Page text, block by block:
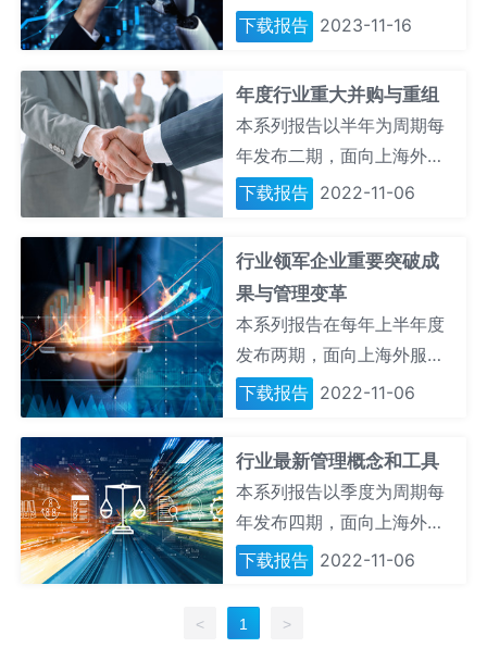
下载报告 2023-11-16
年度行业重大并购与重组
本系列报告以半年为周期每
年发布二期，面向上海外服
行业咨询会员，独家推送所
选定行业的重要并购及重组
案例，以及这些M&A举措所
勾勒出的企业发展脉络并从
中洞悉企业尤其是人才发展
的战略规划。
下载报告 2022-11-06
行业领军企业重要突破成
果与管理变革
本系列报告在每年上半年度
发布两期，面向上海外服行
业咨询会员，独家推送所选
定行业之头部企业的最新发
展和创新变化，尤其是这些
领军企业及其最高领导对于
所属行业的方向引领和变革
下载报告 2022-11-06
行业最新管理概念和工具
本系列报告以季度为周期每
年发布四期，面向上海外服
行业咨询会员，独家推送所
创新管理工具，以及行业中
典型企业对于这些管理概念
下载报告 2022-11-06
< 1 >